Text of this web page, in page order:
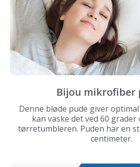
Bijou mikrofiber
Denne bløde pude giver
kan vaske det ved 60
tørretumbleren. Puden har en
centimeter.